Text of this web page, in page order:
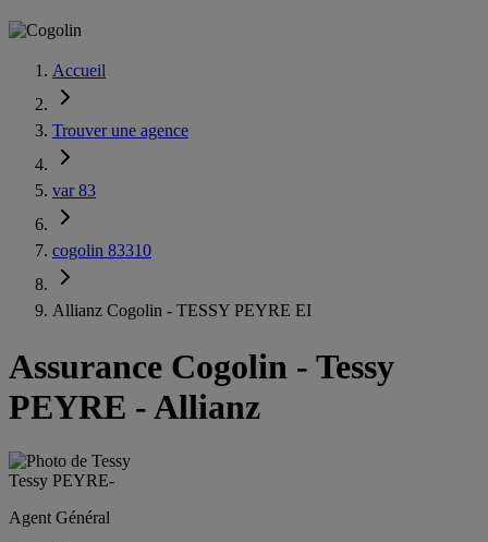
Accueil
Trouver une agence
var 83
cogolin 83310
Allianz Cogolin - TESSY PEYRE EI
Assurance Cogolin - Tessy
PEYRE - Allianz
Tessy PEYRE-
Agent Général